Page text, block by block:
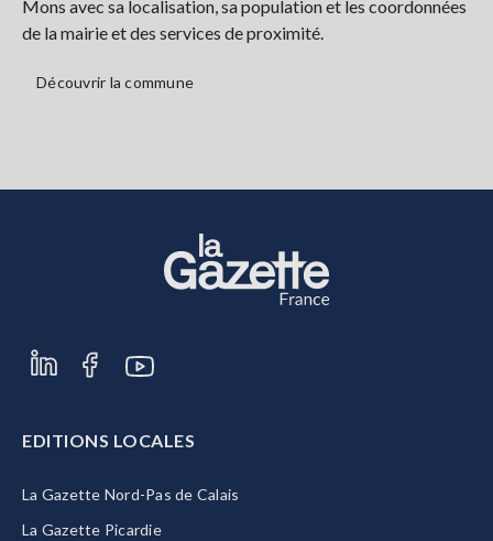
Mons avec sa localisation, sa population et les coordonnées
de la mairie et des services de proximité.
Découvrir la commune
EDITIONS LOCALES
La Gazette Nord-Pas de Calais
La Gazette Picardie